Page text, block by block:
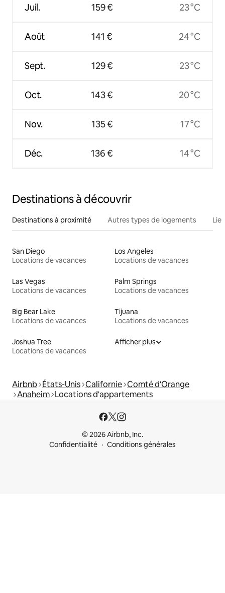
Juil.
Août
Sept.
Oct.
Nov.
Déc.
159 €
141 €
129 €
143 €
135 €
136 €
23 °C
24 °C
23 °C
20 °C
17 °C
14 °C
Destinations à découvrir
Destinations à proximité Autres types de logements
San Diego
Locations de vacances
Los Angeles
Locations de vacances
Las Vegas
Locations de vacances
Palm Springs
Locations de vacances
Big Bear Lake
Locations de vacances
Tijuana
Locations de vacances
Joshua Tree
Locations de vacances
Afficher plus
Airbnb États-Unis Californie Comté d'Orange
Anaheim Locations d'appartements
© 2026 Airbnb, Inc.
Confidentialité
Conditions générales